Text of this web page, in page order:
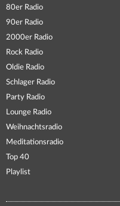
80er Radio
90er Radio
2000er Radio
Rock Radio
Oldie Radio
Schlager Radio
Party Radio
Lounge Radio
Weihnachtsradio
Meditationsradio
Top 40
Playlist